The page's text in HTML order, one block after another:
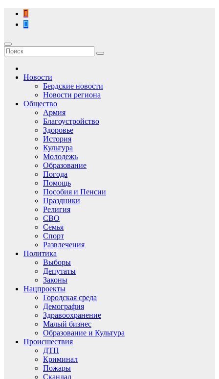
Перейти
содержимому
Новости
Бердские новости
Новости региона
Общество
Армия
Благоустройство
Здоровье
История
Культура
Молодежь
Образование
Погода
Помощь
Пособия и Пенсии
Праздники
Религия
СВО
Семья
Спорт
Развлечения
Политика
Выборы
Депутаты
Законы
Нацпроекты
Городская среда
Демография
Здравоохранение
Малый бизнес
Образование и Культура
Происшествия
ДТП
Криминал
Пожары
Скандал